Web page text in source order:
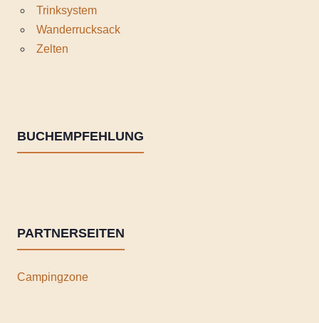
Trinksystem
Wanderrucksack
Zelten
BUCHEMPFEHLUNG
PARTNERSEITEN
Campingzone